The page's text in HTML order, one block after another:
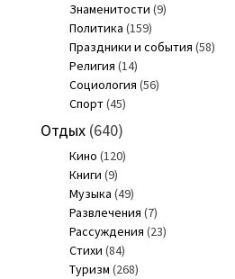
Знаменитости (9)
Политика (159)
Праздники и события (58)
Религия (14)
Социология (56)
Спорт(45)
Отдых(640)
Кино (120)
Книги (9)
Музыка (49)
Развлечения (7)
Рассуждения (23)
Стихи (84)
Туризм (268)